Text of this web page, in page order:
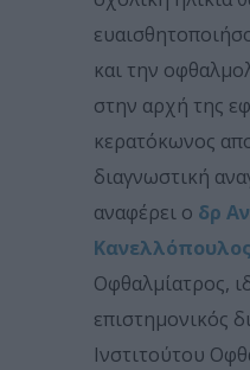
και την
στην αρχή της
κερατόκωνος
διαγνωστική
αναφέρει ο δρ
Οφθαλμίατρος,
επιστημονικός
Ινστιτούτου